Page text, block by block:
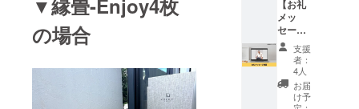
▼縁畳-Enjoy4枚
の場合
ていた
だきま
す。 ※
送料込
みのお
値段で
す。
【お礼
メッ
セージ
動画】
「縁畳-
Enjoy-
」をた
だただ
支援
者：
4人
お届
け予